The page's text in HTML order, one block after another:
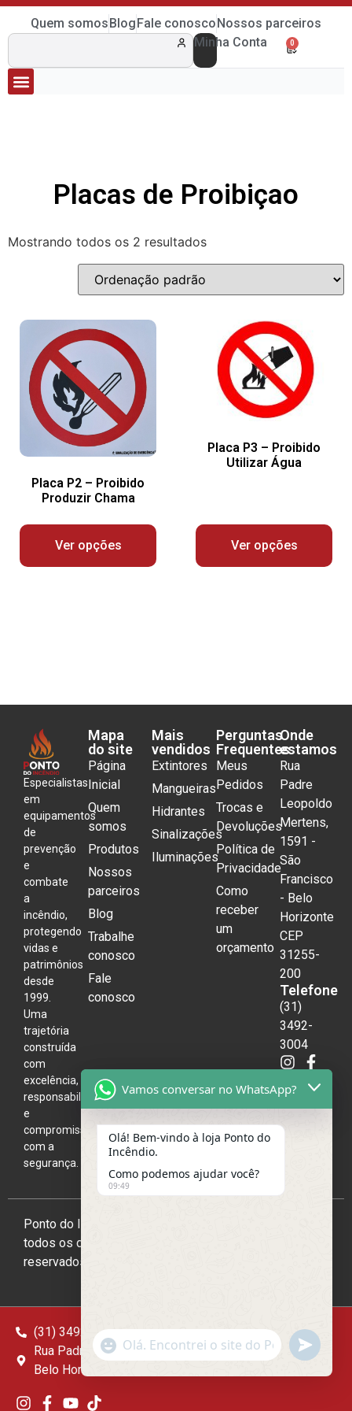
Quem somosBlogFale conoscoNossos parceiros
Minha Conta
0
Placas de Proibiçao
Mostrando todos os 2 resultados
Placa P2 – Proibido
Produzir Chama
Ver opções
Placa P3 – Proibido
Utilizar Água
Ver opções
Especialistas
em
equipamentos
de
prevenção
e
combate
a
incêndio,
protegendo
vidas e
patrimônios
desde
1999.
Uma
trajetória
construída
com
excelência,
responsabilidade
e
compromisso
com a
segurança.
Mapa
do site
Página
Inicial
Quem
somos
Produtos
Nossos
parceiros
Blog
Trabalhe
conosco
Fale
conosco
Mais
vendidos
Extintores
Mangueiras
Hidrantes
Sinalizações
Iluminações
Perguntas
Frequentes
Meus
Pedidos
Trocas e
Devoluções
Política de
Privacidade
Como
receber
um
orçamento
Onde
estamos
Rua
Padre
Leopoldo
Mertens,
1591 -
São
Francisco
- Belo
Horizonte
CEP
31255-
200
Telefone
(31)
3492-
3004
Ponto do Incêndio 2026,
todos os direitos
reservados
(31) 3492-3004
(31) 98234-2400
Rua Padre Leopoldo Mertens, 1591 - São Francisco,
Belo Horizonte - MG
Vamos conversar no WhatsApp?
Olá! Bem-vindo à loja Ponto do
Incêndio.
Como podemos ajudar você?
09:49
"+chaty_settings.lang.emoji_picker+"
WhatsApp
Message